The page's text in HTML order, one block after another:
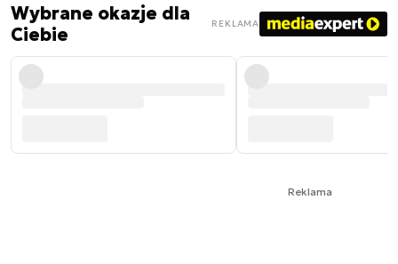
Wybrane okazje dla
Ciebie
REKLAMA
Reklama